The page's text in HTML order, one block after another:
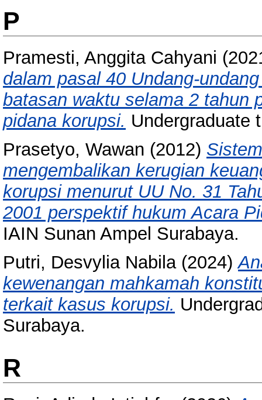
P
Pramesti, Anggita Cahyani
dalam pasal 40 Undang-
batasan waktu selama 2 tahun
pidana korupsi. Undergraduate
Prasetyo, Wawan (2012)
mengembalikan kerugian
korupsi menurut UU No. 31
2001 perspektif hukum Acara
IAIN Sunan Ampel Surabaya.
Putri, Desvylia Nabila(2024)
kewenangan mahkamah
terkait kasus korupsi.
Surabaya.
R